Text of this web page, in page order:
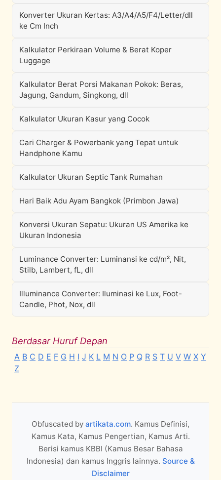
Konverter Ukuran Kertas: A3/A4/A5/F4/Letter/dll
ke Cm Inch
Kalkulator Perkiraan Volume & Berat Koper
Luggage
Kalkulator Berat Porsi Makanan Pokok: Beras,
Jagung, Gandum, Singkong, dll
Kalkulator Ukuran Kasur yang Cocok
Cari Charger & Powerbank yang Tepat untuk
Handphone Kamu
Kalkulator Ukuran Septic Tank Rumahan
Hari Baik Adu Ayam Bangkok (Primbon Jawa)
Konversi Ukuran Sepatu: Ukuran US Amerika ke
Ukuran Indonesia
Luminance Converter: Luminansi ke cd/m², Nit,
Stilb, Lambert, fL, dll
Illuminance Converter: Iluminasi ke Lux, Foot-
Candle, Phot, Nox, dll
Berdasar Huruf Depan
A B C D E F G H I J K L M N O P Q R S T U V W X Y
Z
Obfuscated by artikata.com. Kamus Definisi,
Kamus Kata, Kamus Pengertian, Kamus Arti.
Berisi kamus KBBI (Kamus Besar Bahasa
Indonesia) dan kamus Inggris lainnya. Source &
Disclaimer